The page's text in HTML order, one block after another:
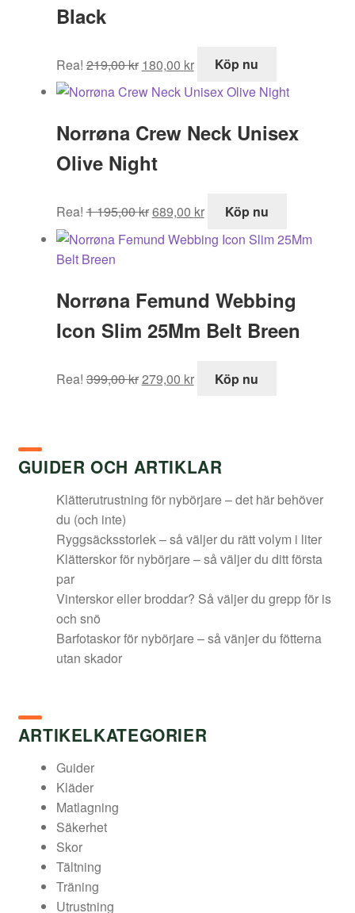
Black
Rea! 219,00kr
ursprungliga
priset
219,00 kr.
180,00 kr
nuvarande
priset
180,00 kr.
Köp nu
Norrøna Crew Neck Unisex
Olive Night
Rea! 1 195,00kr
ursprungliga
priset
195,00 kr.
689,00 kr
nuvarande
priset
Köp nu
Norrøna Femund Webbing
Icon Slim 25Mm Belt Breen
Rea! 399,00kr
ursprungliga
279,00 kr
nuvarande
Köp nu
GUIDER OCH ARTIKLAR
Klätterutrustning för nybörjare – det här behöver
du (och inte)
Ryggsäcksstorlek – så väljer du rätt volym i liter
Klätterskor för nybörjare – så väljer du ditt första
par
Vinterskor eller broddar? Så väljer du grepp för is
och snö
Barfotaskor för nybörjare – så vänjer du fötterna
utan skador
ARTIKELKATEGORIER
Guider
Kläder
Matlagning
Säkerhet
Skor
Tältning
Träning
Utrustning